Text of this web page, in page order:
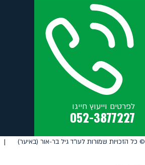
לפרטים וייעוץ חייגו
052-3877227
©️ כל הזכויות שמורות לעו"ד גיל בר-אור (באיער) |